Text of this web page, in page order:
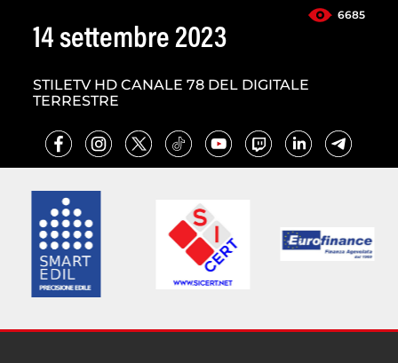
6685
14 settembre 2023
STILETV HD CANALE 78 DEL DIGITALE
TERRESTRE